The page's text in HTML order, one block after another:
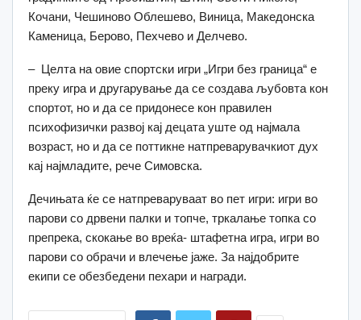
Кочани, Чешиново Облешево, Виница, Македонска
Каменица, Берово, Пехчево и Делчево.
– Целта на овие спортски игри „Игри без граница“ е
преку игра и другарување да се создава љубовта кон
спортот, но и да се придонесе кон правилен
психофизички развој кај децата уште од најмала
возраст, но и да се поттикне натпреварувачкиот дух
кај најмладите, рече Симовска.
Дечињата ќе се натпреваруваат во пет игри: игри во
парови со дрвени палки и топче, тркалање топка со
препрека, скокање во вреќа- штафетна игра, игри во
парови со обрачи и влечење јаже. За најдобрите
екипи се обезбедени пехари и награди.